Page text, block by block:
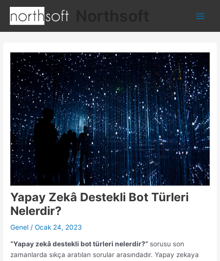
atla
Yapay Zekâ Destekli Bot Türleri
Nelerdir?
Genel /Ocak 24, 2023
“Yapay zekâ destekli bot türleri nelerdir?” sorusu son
zamanlarda sıkça aratılan sorular arasındadır. Yapay zekaya